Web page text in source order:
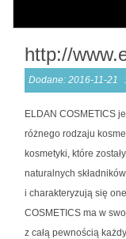
http://
Dodane: 2016-11-21
ELDAN COSMETICS
różnego rodzaju
kosmetyki, które
naturalnych
i charakteryzują się
COSMETICS ma w
z całą pewnością